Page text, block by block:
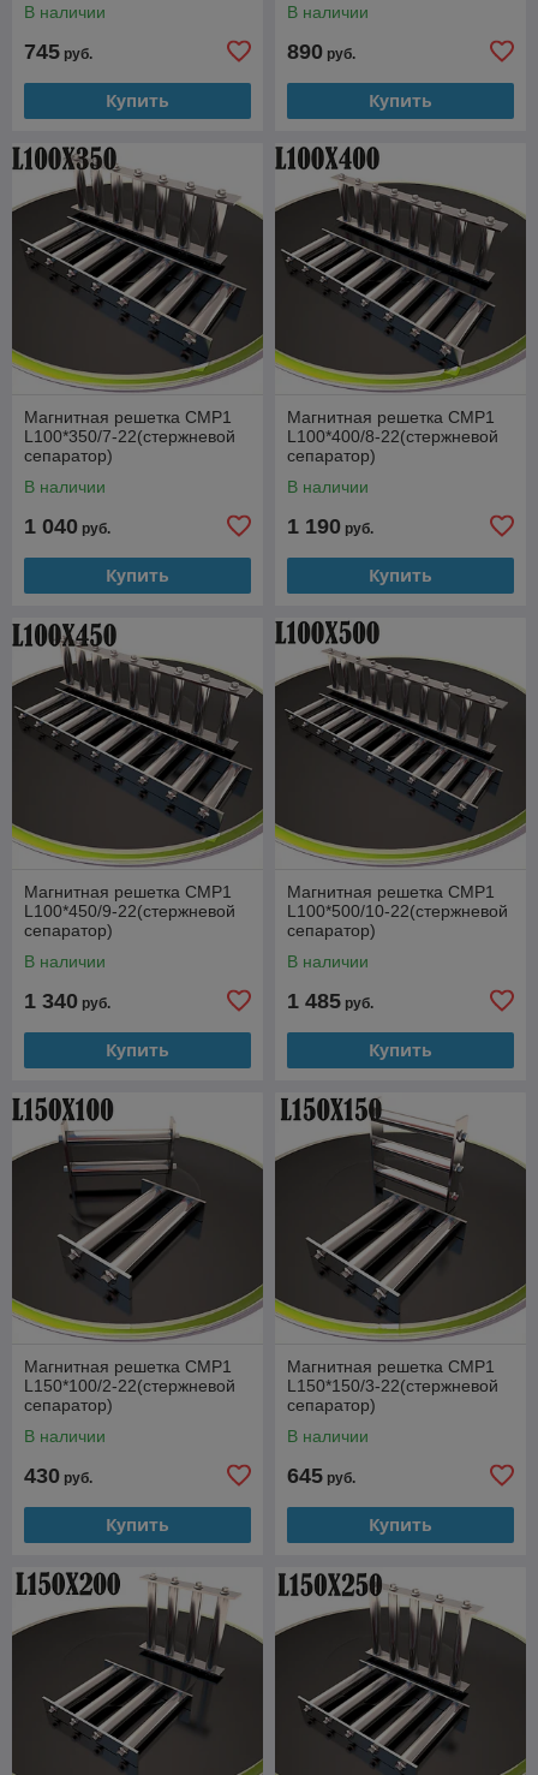
В наличии
745 руб.
Купить
В наличии
890 руб.
Купить
Магнитная решетка СМР1
L100*350/7-22(стержневой
сепаратор)
В наличии
1 040 руб.
Купить
Магнитная решетка СМР1
L100*400/8-22(стержневой
сепаратор)
В наличии
1 190 руб.
Купить
Магнитная решетка СМР1
L100*450/9-22(стержневой
сепаратор)
В наличии
1 340 руб.
Купить
Магнитная решетка СМР1
L100*500/10-22(стержневой
сепаратор)
В наличии
1 485 руб.
Купить
Магнитная решетка СМР1
L150*100/2-22(стержневой
сепаратор)
В наличии
430 руб.
Купить
Магнитная решетка СМР1
L150*150/3-22(стержневой
сепаратор)
В наличии
645 руб.
Купить